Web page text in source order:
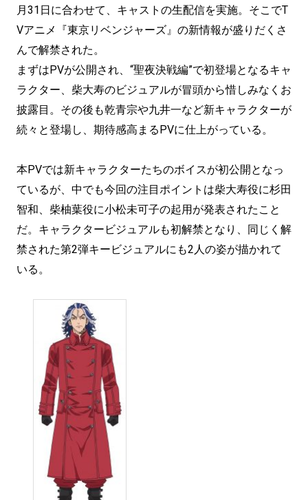
月31日に合わせて、キャストの生配信を実施。そこでT
Vアニメ『東京リベンジャーズ』の新情報が盛りだくさ
んで解禁された。
まずはPVが公開され、“聖夜決戦編”で初登場となるキャ
ラクター、柴大寿のビジュアルが冒頭から惜しみなくお
披露目。その後も乾青宗や九井一など新キャラクターが
続々と登場し、期待感高まるPVに仕上がっている。
本PVでは新キャラクターたちのボイスが初公開となっ
ているが、中でも今回の注目ポイントは柴大寿役に杉田
智和、柴柚葉役に小松未可子の起用が発表されたこと
だ。キャラクタービジュアルも初解禁となり、同じく解
禁された第2弾キービジュアルにも2人の姿が描かれて
いる。